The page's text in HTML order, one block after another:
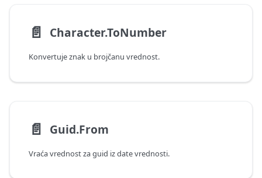
📄️ Character.ToNumber
Konvertuje znak u brojčanu vrednost.
📄️ Guid.From
Vraća vrednost za guid iz date vrednosti.